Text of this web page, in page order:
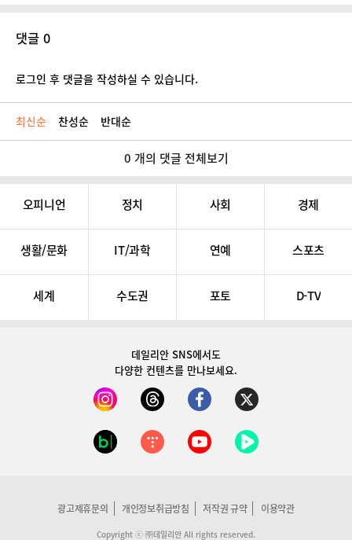
댓글 0
로그인 후 댓글을 작성하실 수 있습니다.
최신순 찬성순 반대순
0 개의 댓글 전체보기
오피니언 정치 사회 경제
생활/문화 IT/과학 연예 스포츠
세계 수도권 포토 D-TV
데일리안 SNS에서도
다양한 컨텐츠를 만나보세요.
광고제휴문의 개인정보취급방침 저작권 규약 이용약관
Copyright ⓒ ㈜데일리안 All rights reserved.